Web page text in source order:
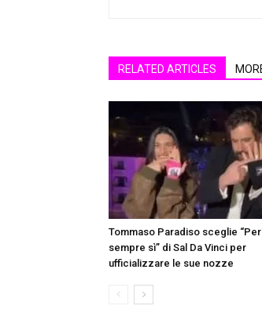
RELATED ARTICLES
Tommaso Paradiso sceglie “Per
sempre sì” di Sal Da Vinci per
ufficializzare le sue nozze